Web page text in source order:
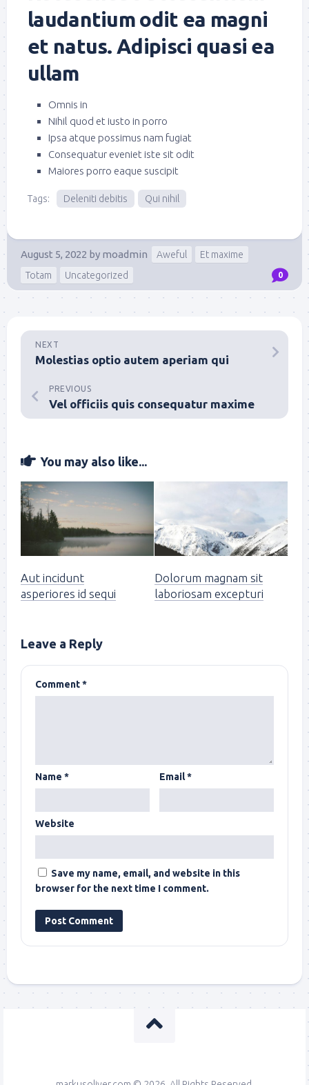
laudantium odit ea magni
et natus. Adipisci quasi ea
ullam
Omnis in
Nihil quod et iusto in porro
Ipsa atque possimus nam fugiat
Consequatur eveniet iste sit odit
Maiores porro eaque suscipit
Tags: Deleniti debitis Qui nihil
August 5, 2022 by moadmin Aweful
Et maxime
Totam
Uncategorized 0
NEXT
Molestias optio autem aperiam qui
PREVIOUS
Vel officiis quis consequatur maxime
You may also like...
Aut incidunt
asperiores id sequi
Dolorum magnam sit
laboriosam excepturi
Leave a Reply
Comment*
Name * Email*
Website
Save my name, email, and website in this
browser for the next time I comment.